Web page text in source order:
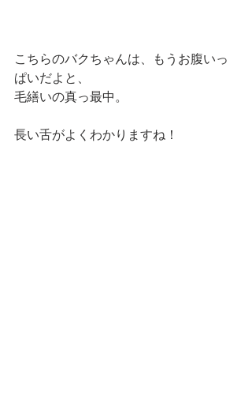
こちらのバクちゃんは、もうお腹いっ
ぱいだよと、
毛繕いの真っ最中。
長い舌がよくわかりますね！